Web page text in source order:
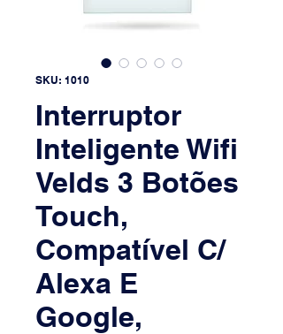
SKU: 1010
Interruptor
Inteligente Wifi
Velds 3 Botões
Touch,
Compatível C/
Alexa E
Google,